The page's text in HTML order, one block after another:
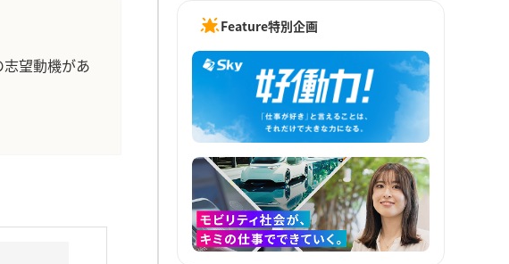
望動機があ
Feature特別企画